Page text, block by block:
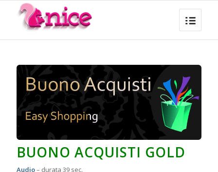
BUONO ACQUISTI GOLD
Audio– durata 39 sec.